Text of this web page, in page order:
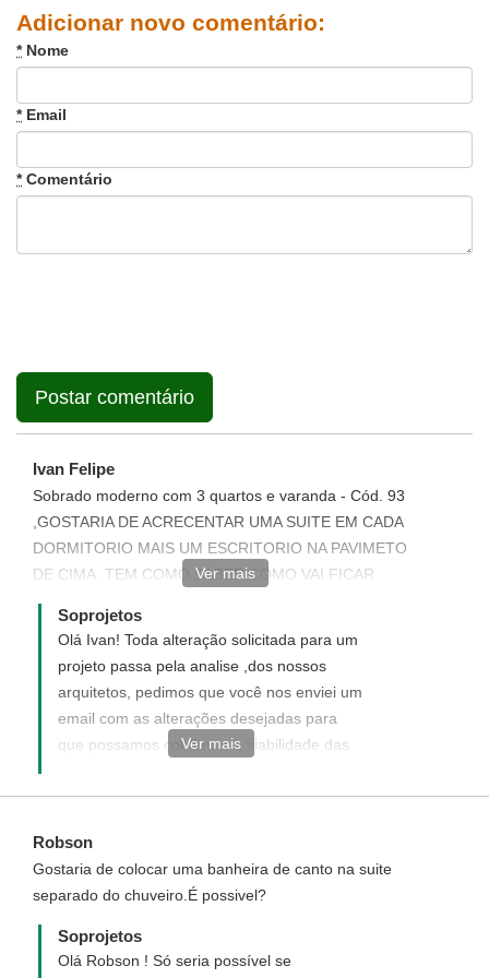
Adicionar novo comentário:
*Nome
*Email
*Comentário
Ivan Felipe
Sobrado moderno com 3 quartos e varanda - Cód. 93
,GOSTARIA DE ACRECENTAR UMA SUITE EM CADA
DORMITORIO MAIS UM ESCRITORIO NA PAVIMETO
DE CIMA. TEM COMO SABER COMO VAI FICAR
ENTED CPMPRAR? OBRIGADO IVAN FELIPE
Ver mais
Soprojetos
Olá Ivan! Toda alteração solicitada para um
projeto passa pela analise ,dos nossos
arquitetos, pedimos que você nos enviei um
email com as alterações desejadas para
que possamos confirmar a viabilidade das
Email:atendimento@soprojetos.com.br
Ver mais
Robson
Gostaria de colocar uma banheira de canto na suite
separado do chuveiro.É possivel?
Soprojetos
Olá Robson ! Só seria possível se